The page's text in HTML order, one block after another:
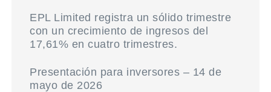
EPL Limited registra un sólido trimestre
con un crecimiento de ingresos del
17,61% en cuatro trimestres.
Presentación para inversores – 14 de
mayo de 2026